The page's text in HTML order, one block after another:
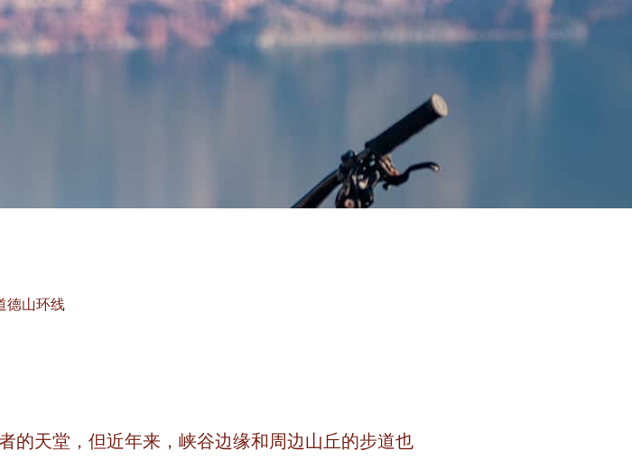
德山环线
的天堂，但近年来，峡谷边缘和周边山丘的步道也